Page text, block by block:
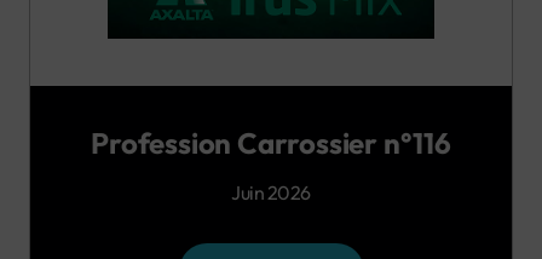
Profession Carrossier n°116
Juin 2026